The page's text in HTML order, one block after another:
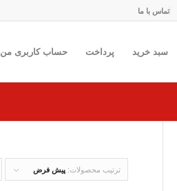
تماس با ما
سبد خرید پرداخت حساب کاربری من
ترتیب محصولات: پیش فرض